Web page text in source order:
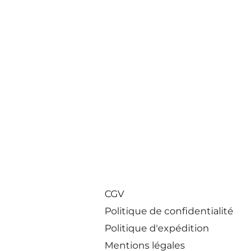
CGV
Politique de confidentialité
Politique d'expédition
Mentions légales